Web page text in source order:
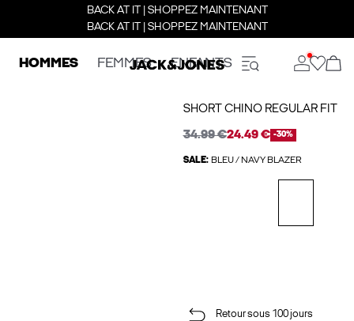
BACK AT IT | SHOPPEZ MAINTENANT
BACK AT IT | SHOPPEZ MAINTENANT
HOMMES FEMMES ENFANTS
SHORT CHINO REGULAR FIT
34.99 €24.49 € -30%
SALE: BLEU / NAVY BLAZER
Retour sous 100 jours